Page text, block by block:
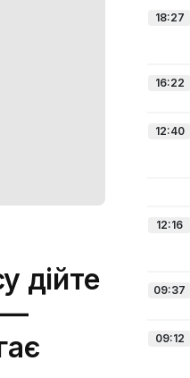
дійте
—
18:27
16:22
12:40
12:16
09:37
09:12